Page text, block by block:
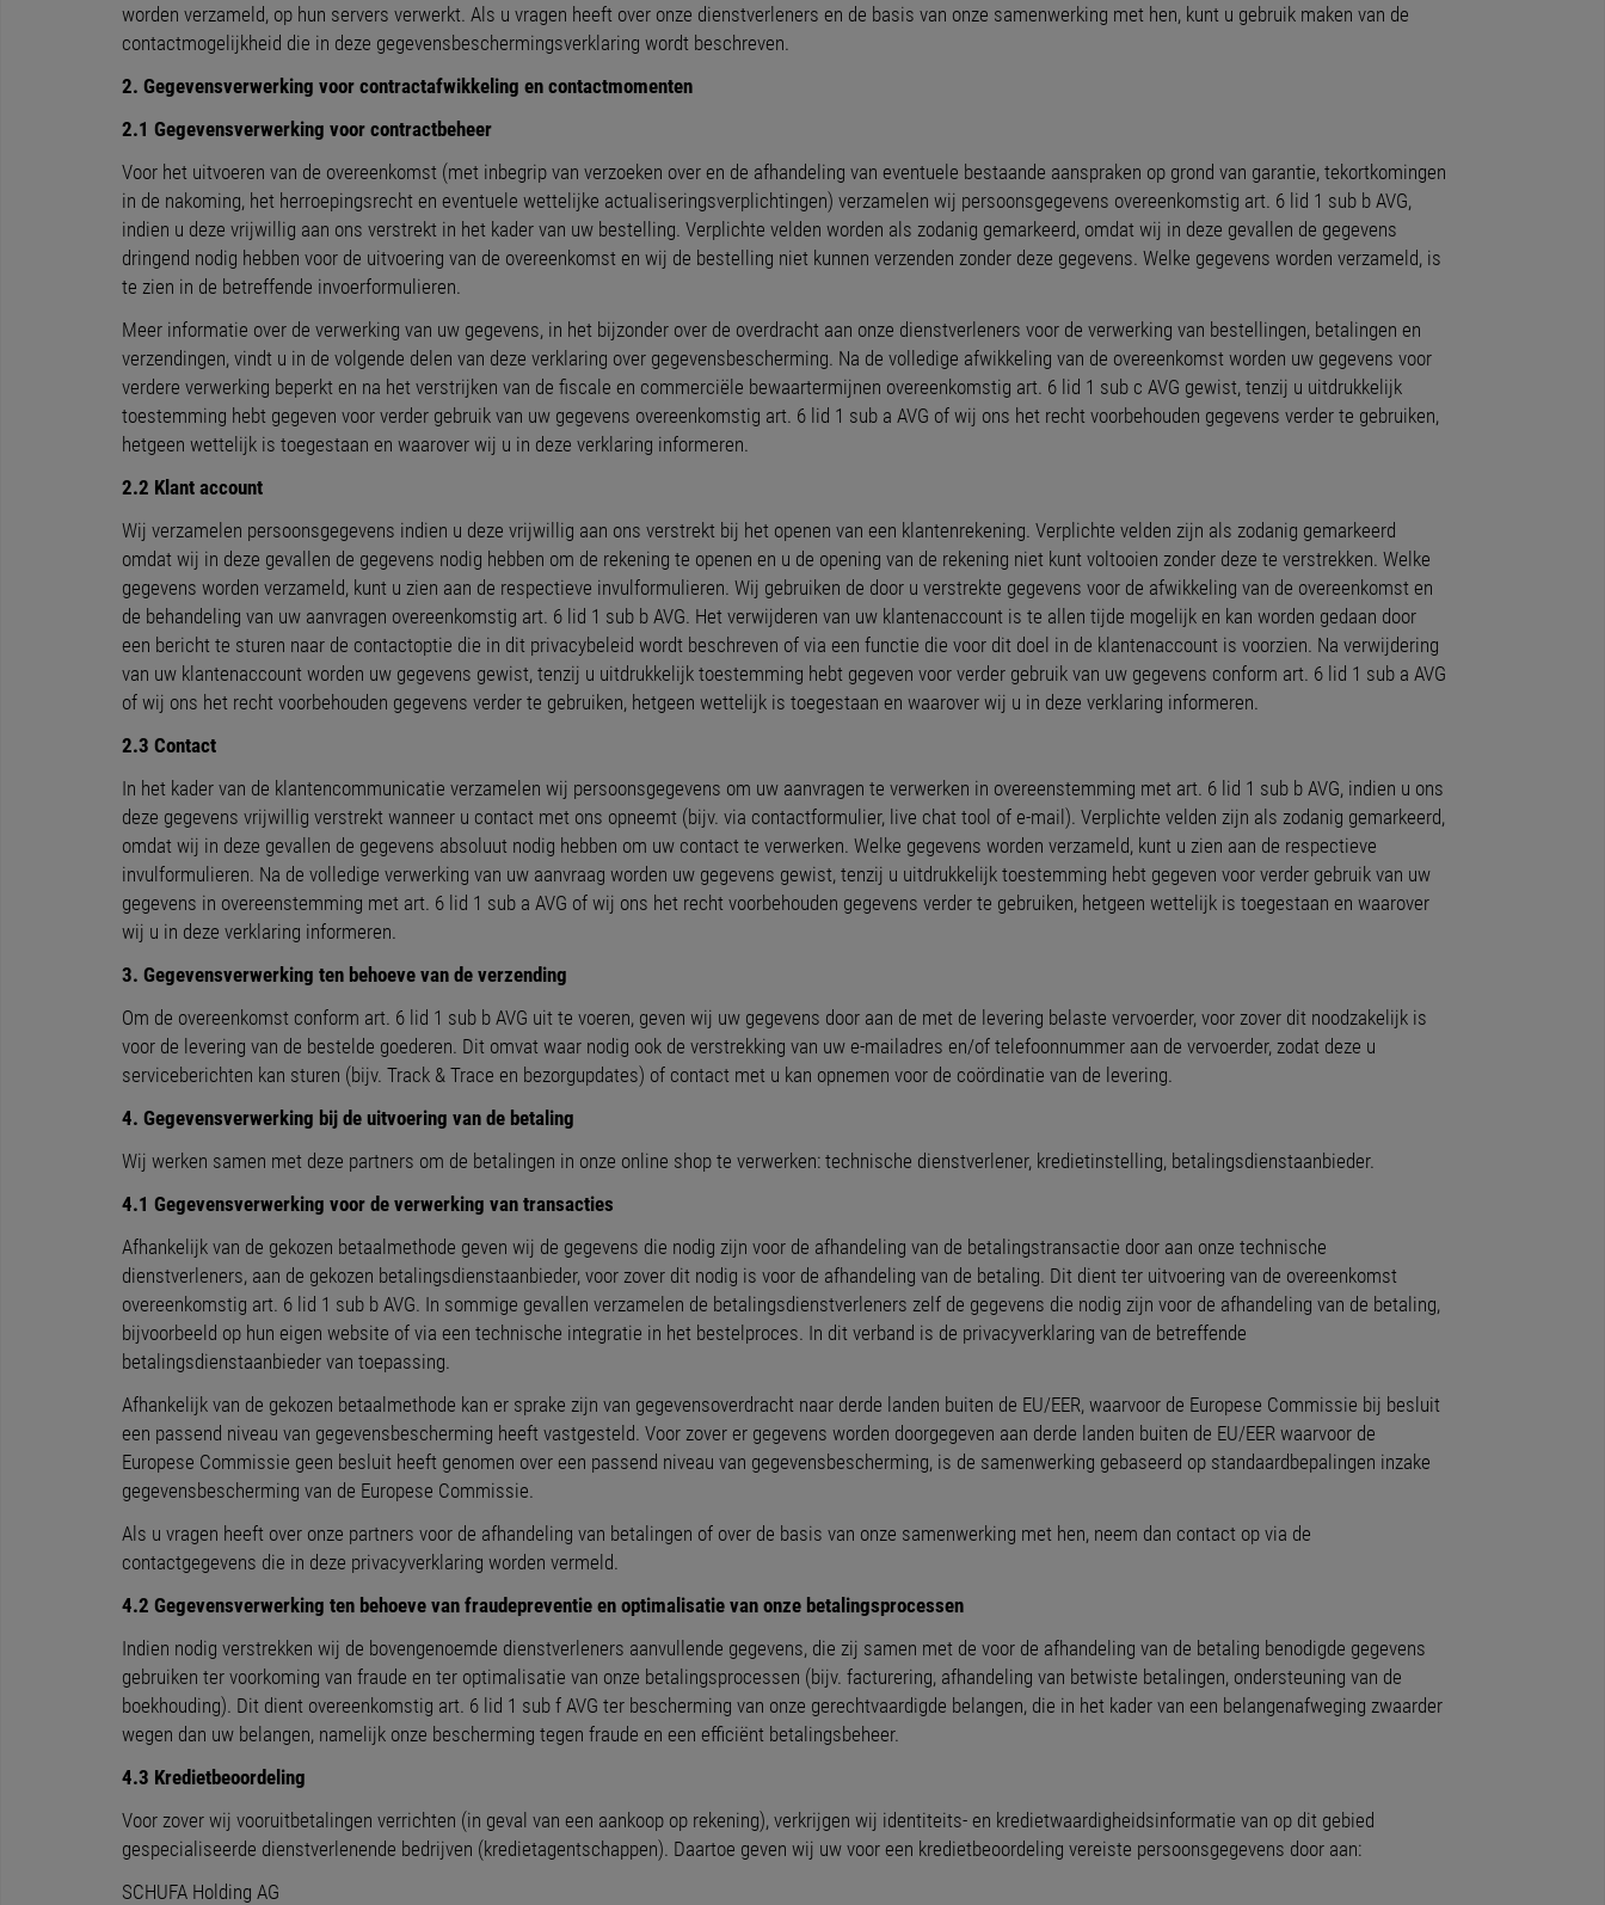
worden verzameld, op hun servers verwerkt. Als u vragen heeft over onze dienstverleners en de basis van onze samenwerking met hen, kunt u gebruik maken van de
contactmogelijkheid die in deze gegevensbeschermingsverklaring wordt beschreven.
2. Gegevensverwerking voor contractafwikkeling en contactmomenten
2.1 Gegevensverwerking voor contractbeheer
Voor het uitvoeren van de overeenkomst (met inbegrip van verzoeken over en de afhandeling van eventuele bestaande aanspraken op grond van garantie, tekortkomingen
in de nakoming, het herroepingsrecht en eventuele wettelijke actualiseringsverplichtingen) verzamelen wij persoonsgegevens overeenkomstig art. 6 lid 1 sub b AVG,
indien u deze vrijwillig aan ons verstrekt in het kader van uw bestelling. Verplichte velden worden als zodanig gemarkeerd, omdat wij in deze gevallen de gegevens
dringend nodig hebben voor de uitvoering van de overeenkomst en wij de bestelling niet kunnen verzenden zonder deze gegevens. Welke gegevens worden verzameld, is
te zien in de betreffende invoerformulieren.
Meer informatie over de verwerking van uw gegevens, in het bijzonder over de overdracht aan onze dienstverleners voor de verwerking van bestellingen, betalingen en
verzendingen, vindt u in de volgende delen van deze verklaring over gegevensbescherming. Na de volledige afwikkeling van de overeenkomst worden uw gegevens voor
verdere verwerking beperkt en na het verstrijken van de fiscale en commerciële bewaartermijnen overeenkomstig art. 6 lid 1 sub c AVG gewist, tenzij u uitdrukkelijk
toestemming hebt gegeven voor verder gebruik van uw gegevens overeenkomstig art. 6 lid 1 sub a AVG of wij ons het recht voorbehouden gegevens verder te gebruiken,
hetgeen wettelijk is toegestaan en waarover wij u in deze verklaring informeren.
2.2 Klant account
Wij verzamelen persoonsgegevens indien u deze vrijwillig aan ons verstrekt bij het openen van een klantenrekening. Verplichte velden zijn als zodanig gemarkeerd
omdat wij in deze gevallen de gegevens nodig hebben om de rekening te openen en u de opening van de rekening niet kunt voltooien zonder deze te verstrekken. Welke
gegevens worden verzameld, kunt u zien aan de respectieve invulformulieren. Wij gebruiken de door u verstrekte gegevens voor de afwikkeling van de overeenkomst en
de behandeling van uw aanvragen overeenkomstig art. 6 lid 1 sub b AVG. Het verwijderen van uw klantenaccount is te allen tijde mogelijk en kan worden gedaan door
een bericht te sturen naar de contactoptie die in dit privacybeleid wordt beschreven of via een functie die voor dit doel in de klantenaccount is voorzien. Na verwijdering
van uw klantenaccount worden uw gegevens gewist, tenzij u uitdrukkelijk toestemming hebt gegeven voor verder gebruik van uw gegevens conform art. 6 lid 1 sub a AVG
of wij ons het recht voorbehouden gegevens verder te gebruiken, hetgeen wettelijk is toegestaan en waarover wij u in deze verklaring informeren.
2.3 Contact
In het kader van de klantencommunicatie verzamelen wij persoonsgegevens om uw aanvragen te verwerken in overeenstemming met art. 6 lid 1 sub b AVG, indien u ons
deze gegevens vrijwillig verstrekt wanneer u contact met ons opneemt (bijv. via contactformulier, live chat tool of e-mail). Verplichte velden zijn als zodanig gemarkeerd,
omdat wij in deze gevallen de gegevens absoluut nodig hebben om uw contact te verwerken. Welke gegevens worden verzameld, kunt u zien aan de respectieve
invulformulieren. Na de volledige verwerking van uw aanvraag worden uw gegevens gewist, tenzij u uitdrukkelijk toestemming hebt gegeven voor verder gebruik van uw
gegevens in overeenstemming met art. 6 lid 1 sub a AVG of wij ons het recht voorbehouden gegevens verder te gebruiken, hetgeen wettelijk is toegestaan en waarover
wij u in deze verklaring informeren.
3. Gegevensverwerking ten behoeve van de verzending
Om de overeenkomst conform art. 6 lid 1 sub b AVG uit te voeren, geven wij uw gegevens door aan de met de levering belaste vervoerder, voor zover dit noodzakelijk is
voor de levering van de bestelde goederen. Dit omvat waar nodig ook de verstrekking van uw e-mailadres en/of telefoonnummer aan de vervoerder, zodat deze u
serviceberichten kan sturen (bijv. Track & Trace en bezorgupdates) of contact met u kan opnemen voor de coördinatie van de levering.
4. Gegevensverwerking bij de uitvoering van de betaling
Wij werken samen met deze partners om de betalingen in onze online shop te verwerken: technische dienstverlener, kredietinstelling, betalingsdienstaanbieder.
4.1 Gegevensverwerking voor de verwerking van transacties
Afhankelijk van de gekozen betaalmethode geven wij de gegevens die nodig zijn voor de afhandeling van de betalingstransactie door aan onze technische
dienstverleners, aan de gekozen betalingsdienstaanbieder, voor zover dit nodig is voor de afhandeling van de betaling. Dit dient ter uitvoering van de overeenkomst
overeenkomstig art. 6 lid 1 sub b AVG. In sommige gevallen verzamelen de betalingsdienstverleners zelf de gegevens die nodig zijn voor de afhandeling van de betaling,
bijvoorbeeld op hun eigen website of via een technische integratie in het bestelproces. In dit verband is de privacyverklaring van de betreffende
betalingsdienstaanbieder van toepassing.
Afhankelijk van de gekozen betaalmethode kan er sprake zijn van gegevensoverdracht naar derde landen buiten de EU/EER, waarvoor de Europese Commissie bij besluit
een passend niveau van gegevensbescherming heeft vastgesteld. Voor zover er gegevens worden doorgegeven aan derde landen buiten de EU/EER waarvoor de
Europese Commissie geen besluit heeft genomen over een passend niveau van gegevensbescherming, is de samenwerking gebaseerd op standaardbepalingen inzake
gegevensbescherming van de Europese Commissie.
Als u vragen heeft over onze partners voor de afhandeling van betalingen of over de basis van onze samenwerking met hen, neem dan contact op via de
contactgegevens die in deze privacyverklaring worden vermeld.
4.2 Gegevensverwerking ten behoeve van fraudepreventie en optimalisatie van onze betalingsprocessen
Indien nodig verstrekken wij de bovengenoemde dienstverleners aanvullende gegevens, die zij samen met de voor de afhandeling van de betaling benodigde gegevens
gebruiken ter voorkoming van fraude en ter optimalisatie van onze betalingsprocessen (bijv. facturering, afhandeling van betwiste betalingen, ondersteuning van de
boekhouding). Dit dient overeenkomstig art. 6 lid 1 sub f AVG ter bescherming van onze gerechtvaardigde belangen, die in het kader van een belangenafweging zwaarder
wegen dan uw belangen, namelijk onze bescherming tegen fraude en een efficiënt betalingsbeheer.
4.3 Kredietbeoordeling
Voor zover wij vooruitbetalingen verrichten (in geval van een aankoop op rekening), verkrijgen wij identiteits- en kredietwaardigheidsinformatie van op dit gebied
gespecialiseerde dienstverlenende bedrijven (kredietagentschappen). Daartoe geven wij uw voor een kredietbeoordeling vereiste persoonsgegevens door aan:
SCHUFA Holding AG